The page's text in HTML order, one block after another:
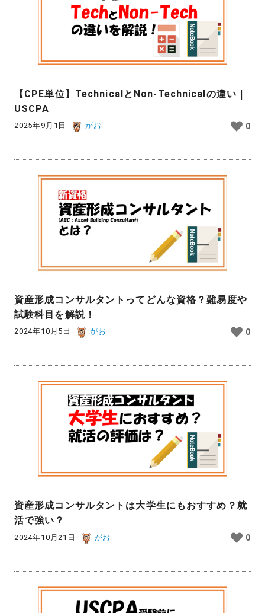
【CPE単位】TechnicalとNon-Technicalの違い｜
USCPA
2025年9月1日 がお 0
資産形成コンサルタントってどんな資格？難易度や
試験科目を解説！
2024年10月5日 がお 0
資産形成コンサルタントは大学生にもおすすめ？就
活で強い？
2024年10月21日 がお 0